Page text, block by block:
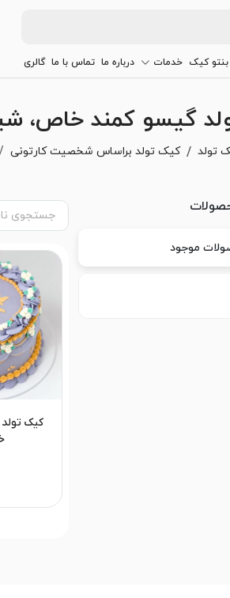
بنتو کیک خدمات درباره ما تماس با ما گالری
گیسو کمند خاص،
تولد کیک تولد براساس شخصیت کارتونی
موجود
کیک